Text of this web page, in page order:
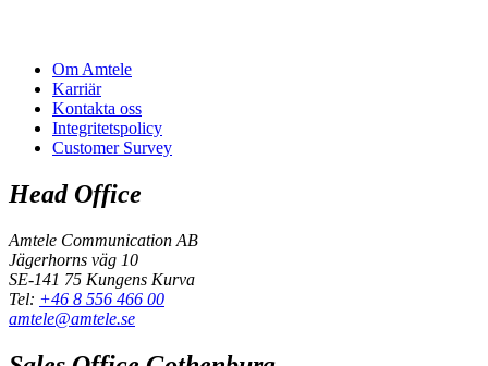
Om Amtele
Karriär
Kontakta oss
Integritetspolicy
Customer Survey
Head Office
Amtele Communication AB
Jägerhorns väg 10
SE-141 75 Kungens Kurva
Tel: +46 8 556 466 00
amtele@amtele.se